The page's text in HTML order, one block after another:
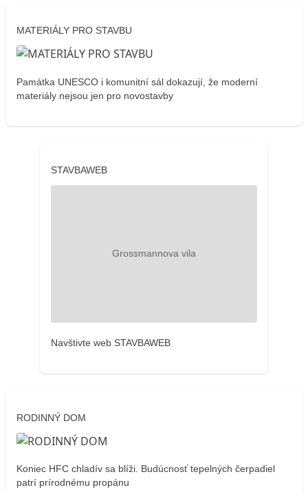
MATERIÁLY PRO STAVBU
Památka UNESCO i komunitní sál dokazují, že moderní
materiály nejsou jen pro novostavby
STAVBAWEB
Navštivte web STAVBAWEB
RODINNÝ DOM
Koniec HFC chladív sa blíži. Budúcnosť tepelných čerpadiel
patrí prírodnému propánu